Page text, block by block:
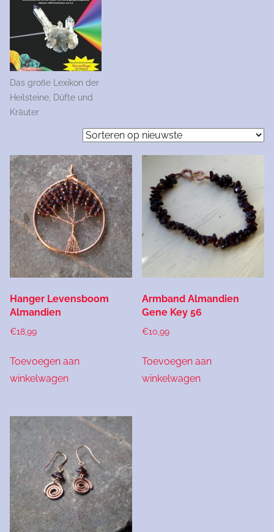
Das große Lexikon der
Heilsteine, Düfte und
Kräuter
Hanger Levensboom
Almandien
€18,99
Toevoegen aan
winkelwagen
Armband Almandien
Gene Key 56
€10,99
Toevoegen aan
winkelwagen